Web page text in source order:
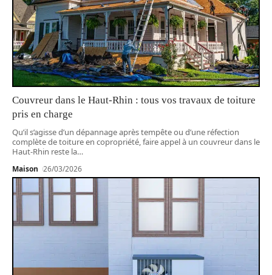
Couvreur dans le Haut-Rhin : tous vos travaux de toiture
pris en charge
Qu’il s’agisse d’un dépannage après tempête ou d’une réfection
complète de toiture en copropriété, faire appel à un couvreur dans le
Haut-Rhin reste la…
Maison 26/03/2026